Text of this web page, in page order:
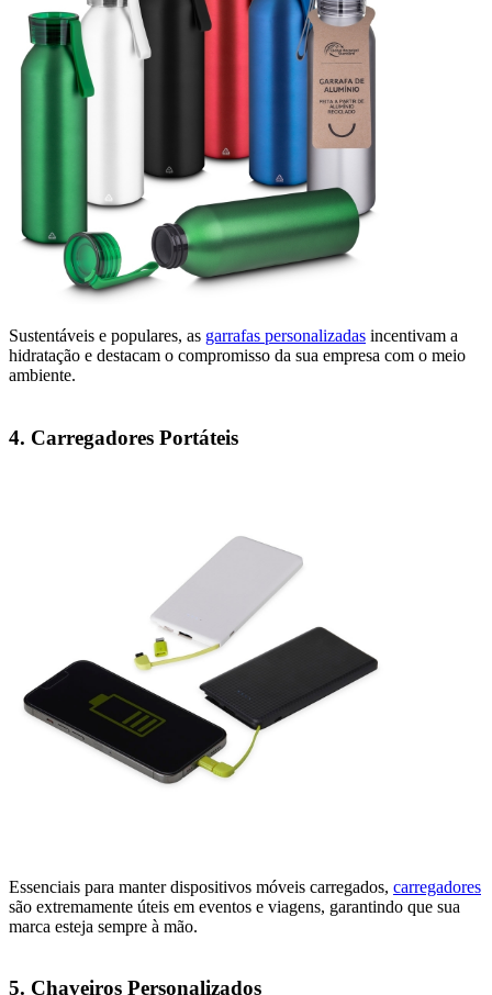
Sustentáveis e populares, as garrafas personalizadas incentivam a
hidratação e destacam o compromisso da sua empresa com o meio
ambiente.
4. Carregadores Portáteis
Essenciais para manter dispositivos móveis carregados, carregadores
são extremamente úteis em eventos e viagens, garantindo que sua
marca esteja sempre à mão.
5. Chaveiros Personalizados